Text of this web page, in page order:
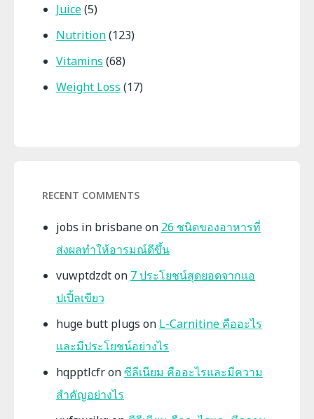
Juice(5)
Nutrition(123)
Vitamins (68)
Weight Loss (17)
RECENT COMMENTS
jobs in brisbaneon 26 ชนิดของอาหารที่
ส่งผลทำให้อารมณ์ดีขึ้น
vuwptdzdton 7 ประโยชน์สุดยอดจากแอ
ปเปิ้ลเขียว
huge butt plugs on L-Carnitine คืออะไร
และมีประโยชน์อย่างไร
hqpptlcfronซีลีเนียม คืออะไรและมีความ
สำคัญอย่างไร